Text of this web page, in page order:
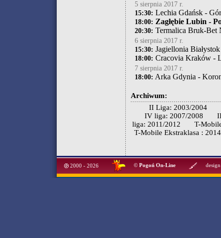
5 sierpnia 2017 r.
15:30: Lechia Gdańsk -
18:00: Zagłębie Lubin -
20:30: Termalica Bruk-Bet
6 sierpnia 2017 r.
15:30: Jagiellonia
18:00: Cracovia Kraków -
7 sierpnia 2017 r.
18:00: Arka Gdynia -
Archiwum:
II Liga: 2003/2004
IV liga: 2007/2008
liga: 2011/2012
T-
T-Mobile Ekstraklasa :
2000 - 2026 © Pogoń On-Line